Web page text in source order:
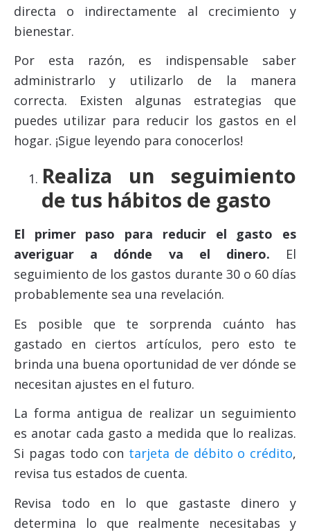
directa o indirectamente al crecimiento y
bienestar.
Por esta razón, es indispensable saber
administrarlo y utilizarlo de la manera
correcta. Existen algunas estrategias que
puedes utilizar para reducir los gastos en el
hogar. ¡Sigue leyendo para conocerlos!
Realiza un seguimiento
de tus hábitos de gasto
El primer paso para reducir el gasto es
averiguar a dónde va el dinero. El
seguimiento de los gastos durante 30 o 60 días
probablemente sea una revelación.
Es posible que te sorprenda cuánto has
gastado en ciertos artículos, pero esto te
brinda una buena oportunidad de ver dónde se
necesitan ajustes en el futuro.
La forma antigua de realizar un seguimiento
es anotar cada gasto a medida que lo realizas.
Si pagas todo con tarjeta de débito o crédito,
revisa tus estados de cuenta.
Revisa todo en lo que gastaste dinero y
determina lo que realmente necesitabas y